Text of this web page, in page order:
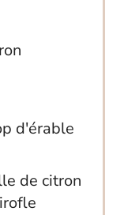
d'érable
de citron